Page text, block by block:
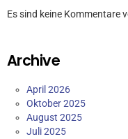
Es sind keine Kommentare
Archive
April 2026
Oktober 2025
August 2025
Juli 2025